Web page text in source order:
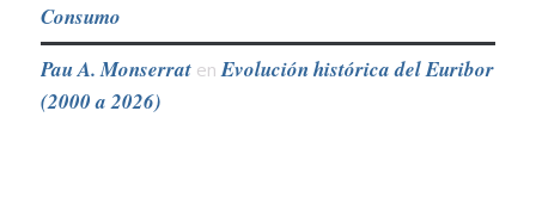
Consumo
Pau A. Monserraten Evolución histórica del Euribor
(2000 a 2026)